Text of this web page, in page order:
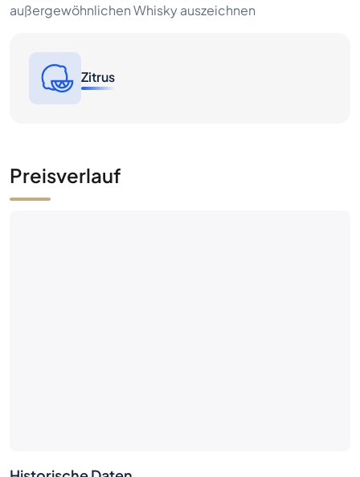
außergewöhnlichen Whisky auszeichnen
Zitrus
Preisverlauf